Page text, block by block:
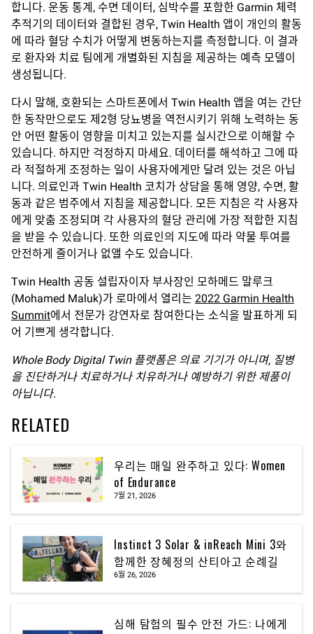
합니다. 운동 통계, 수면 데이터, 심박수를 포함한 Garmin 체력
추적기의 데이터와 결합된 경우, Twin Health 앱이 개인의 활동
에 따라 혈당 수치가 어떻게 변동하는지를 측정합니다. 이 결과
로 환자와 치료 팀에게 개별화된 지침을 제공하는 예측 모델이
생성됩니다.
다시 말해, 호환되는 스마트폰에서 Twin Health 앱을 여는 간단
한 동작만으로도 제2형 당뇨병을 역전시키기 위해 노력하는 동
안 어떤 활동이 영향을 미치고 있는지를 실시간으로 이해할 수
있습니다. 하지만 걱정하지 마세요. 데이터를 해석하고 그에 따
라 적절하게 조정하는 일이 사용자에게만 달려 있는 것은 아닙
니다. 의료인과 Twin Health 코치가 상담을 통해 영양, 수면, 활
동과 같은 범주에서 지침을 제공합니다. 모든 지침은 각 사용자
에게 맞춤 조정되며 각 사용자의 혈당 관리에 가장 적합한 지침
을 받을 수 있습니다. 또한 의료인의 지도에 따라 약물 투여를
안전하게 줄이거나 없앨 수도 있습니다.
Twin Health 공동 설립자이자 부사장인 모하메드 말루크
(Mohamed Maluk)가 로마에서 열리는 2022 Garmin Health
Summit에서 전문가 강연자로 참여한다는 소식을 발표하게 되
어 기쁘게 생각합니다.
Whole Body Digital Twin 플랫폼은 의료 기기가 아니며, 질병
을 진단하거나 치료하거나 치유하거나 예방하기 위한 제품이
아닙니다.
RELATED
우리는 매일 완주하고 있다: Women
of Endurance
7월 21, 2026
Instinct 3 Solar & inReach Mini 3와
함께한 장혜정의 산티아고 순례길
6월 26, 2026
심해 탐험의 필수 안전 가드: 나에게